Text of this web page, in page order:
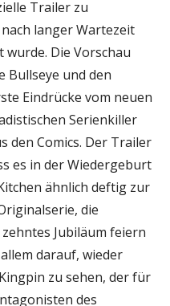
Trailer zu
langer Wartezeit
Die Vorschau
Bullseye und den
Eindrücke vom neuen
Serienkiller
den Comics. Der Trailer
es in der Wiedergeburt
ähnlich deftig zur
die
Jubiläum feiern
darauf, wieder
zu sehen, der für
des